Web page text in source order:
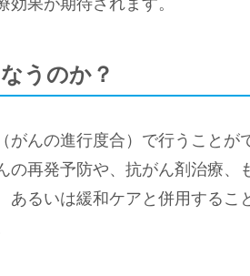
果が期待されます。
うのか？
がんの進行度合）で行うことが
の再発予防や、抗がん剤治療、
あるいは緩和ケアと併用するこ